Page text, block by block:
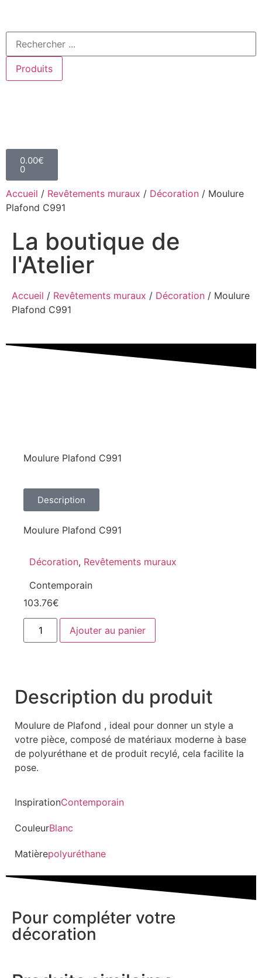
Produits
0.00€
0
Accueil / Revêtements muraux / Décoration / Moulure
Plafond C991
La boutique de
l'Atelier
Accueil / Revêtements muraux / Décoration / Moulure
Plafond C991
Moulure Plafond C991
Description
Moulure Plafond C991
Décoration, Revêtements muraux
Contemporain
103.76€
Ajouter au panier
Description du produit
Moulure de Plafond , ideal pour donner un style a
votre pièce, composé de matériaux moderne à base
de polyuréthane et de produit recylé, cela facilite la
pose.
InspirationContemporain
CouleurBlanc
Matièrepolyuréthane
Pour compléter votre
décoration